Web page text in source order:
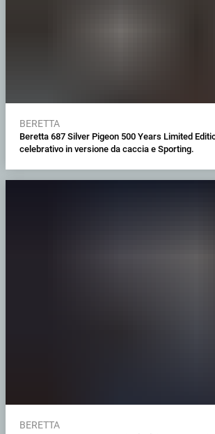
BERETTA
Beretta 687 Silver Pigeon 500 Years Limited
celebrativo in versione da caccia e Sporting.
BERETTA